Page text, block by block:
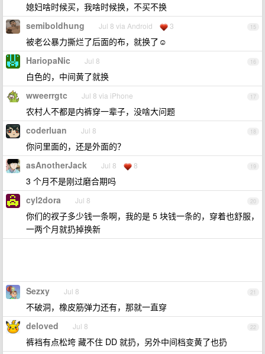
媳妇啥时候买，我啥时候换，不买不换
15
semiboldhung Jul 8 via Android 3
被老公暴力撕烂了后面的布，就换了☺️
16
HariopaNic Jul 8
白色的，中间黄了就换
17
wweerrgtc Jul 8 via iPhone
农村人不都是内裤穿一辈子，没啥大问题
18
coderluan Jul 8
你问里面的，还是外面的？
19
asAnotherJack Jul 8 8
3 个月不是刚过磨合期吗
20
cyl2dora Jul 8
你们的衩子多少钱一条啊，我的是 5 块钱一条的，穿着也舒服，
一两个月就扔掉换新
21
Sezxy Jul 8
不破洞，橡皮筋弹力还有，那就一直穿
22
deloved Jul 8
裤裆有点松垮 藏不住 DD 就扔，另外中间档变黄了也扔